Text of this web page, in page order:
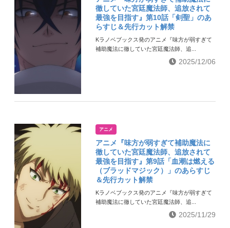
徹していた宮廷魔法師、追放されて
最強を目指す』第10話「剣聖」のあ
らすじ＆先行カット解禁
Kラノベブックス発のアニメ『味方が弱すぎて
補助魔法に徹していた宮廷魔法師、追...
2025/12/06
アニメ
アニメ『味方が弱すぎて補助魔法に
徹していた宮廷魔法師、追放されて
最強を目指す』第9話「血潮は燃える
（ブラッドマジック）」のあらすじ
＆先行カット解禁
Kラノベブックス発のアニメ『味方が弱すぎて
補助魔法に徹していた宮廷魔法師、追...
2025/11/29